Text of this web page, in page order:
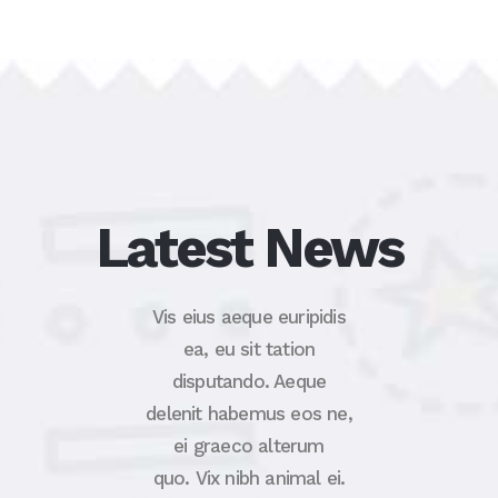
Latest News
Vis eius aeque euripidis
ea, eu sit tation
disputando. Aeque
delenit habemus eos ne,
ei graeco alterum
quo. Vix nibh animal ei.